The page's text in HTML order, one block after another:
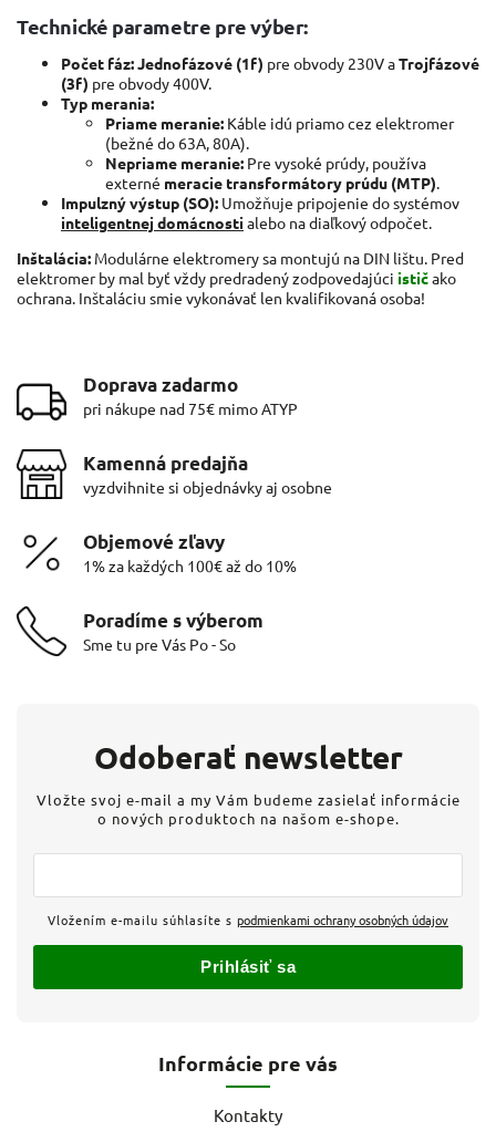
Technické parametre pre výber:
Počet fáz:Jednofázové (1f) pre obvody 230V aTrojfázové
(3f) pre obvody 400V.
Typ merania:
Priame meranie: Káble idú priamo cez elektromer
(bežné do 63A, 80A).
Nepriame meranie: Pre vysoké prúdy, používa
externé meracie transformátory prúdu (MTP).
Impulzný výstup (SO): Umožňuje pripojenie do systémov
inteligentnej domácnostialebo na diaľkový odpočet.
Inštalácia: Modulárne elektromery sa montujú na DIN lištu. Pred
elektromer by mal byť vždy predradený zodpovedajúci ističako
ochrana. Inštaláciu smie vykonávať len kvalifikovaná osoba!
Doprava zadarmo
pri nákupe nad 75€ mimo ATYP
Kamenná predajňa
vyzdvihnite si objednávky aj osobne
Objemové zľavy
1% za každých 100€ až do 10%
Poradíme s výberom
Sme tu pre Vás Po - So
Informácie pre vás
Kontakty
Odoberať newsletter
Vložte svoj e-mail a my Vám budeme zasielať informácie
o nových produktoch na našom e-shope.
Vložením e-mailu súhlasíte s podmienkami ochrany osobných údajov
Prihlásiť sa